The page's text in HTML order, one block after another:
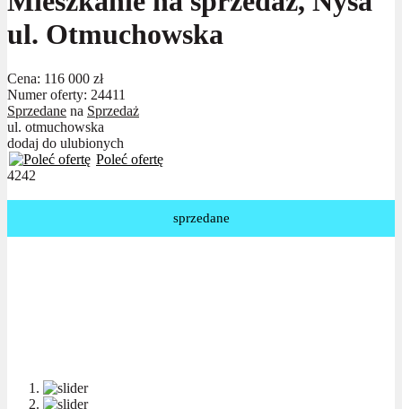
ul. Otmuchowska
Cena: 116 000 zł
Numer oferty: 24411
Sprzedane na Sprzedaż
ul. otmuchowska
dodaj do ulubionych
Poleć ofertę
4242
sprzedane